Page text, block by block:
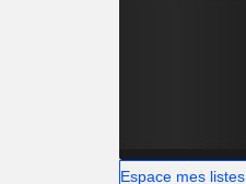
Espace mes listes